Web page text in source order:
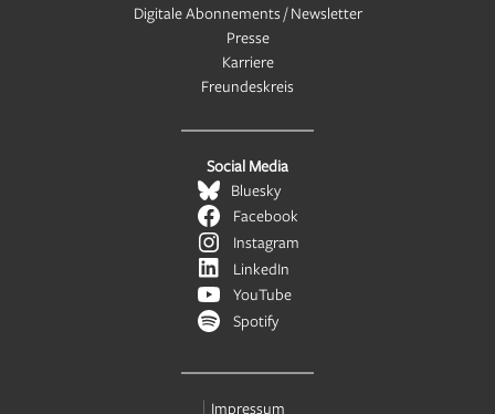
Digitale Abonnements / Newsletter
Presse
Karriere
Freundeskreis
Social Media
Bluesky
Facebook
Instagram
LinkedIn
YouTube
Spotify
Impressum